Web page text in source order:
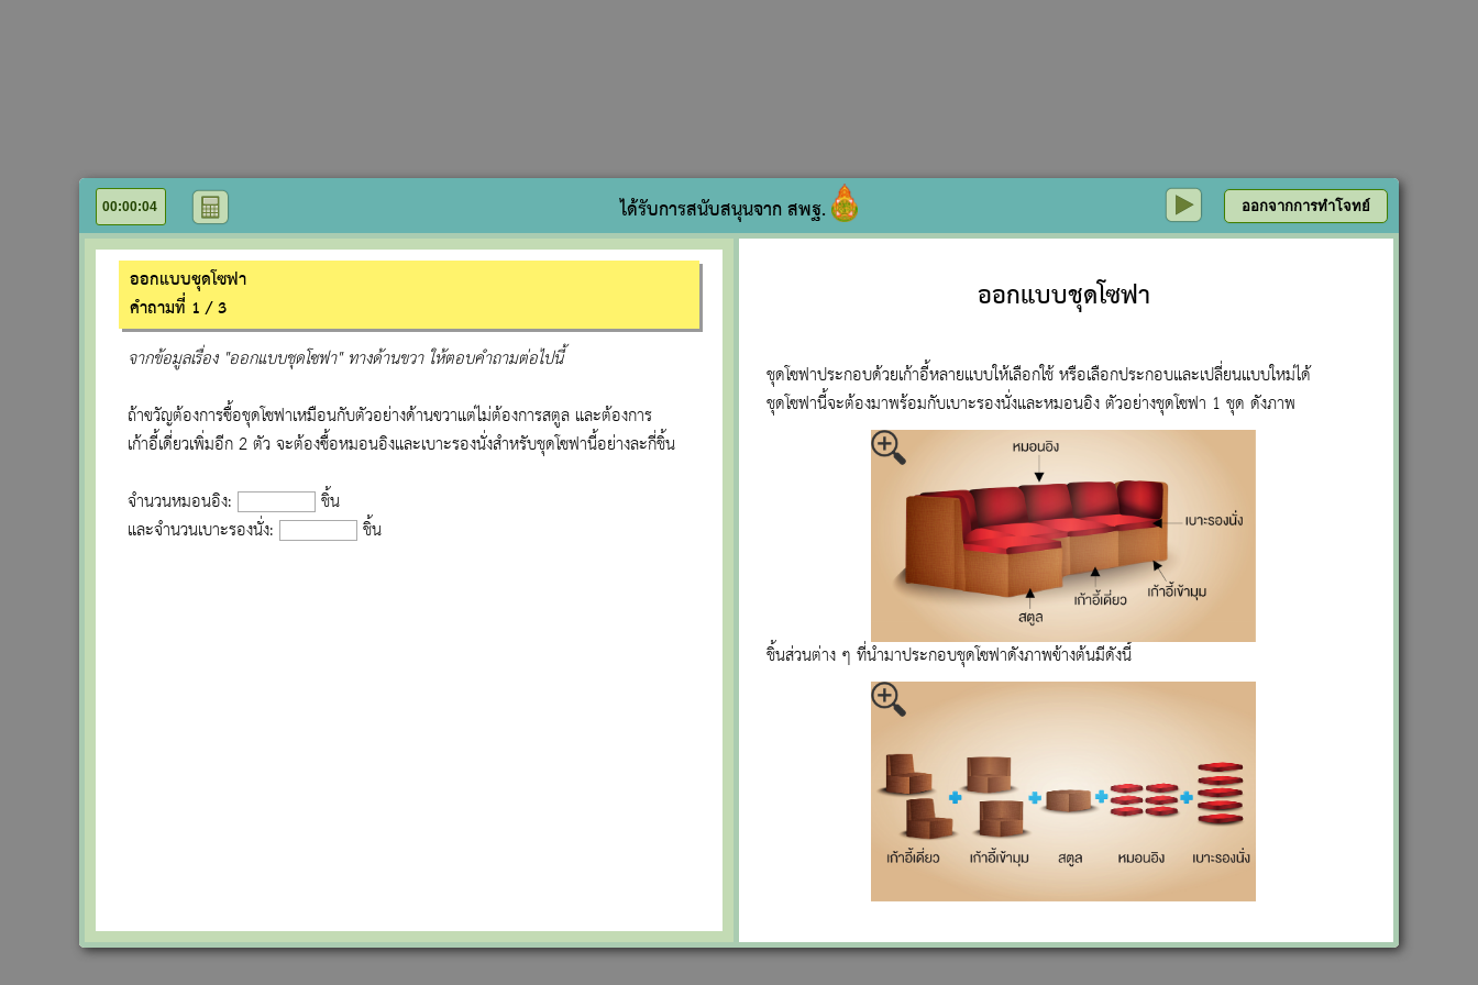
00:00:04
2
ออกจากการทำโจทย์
ได้รับการสนับสนุนจาก สพฐ.
ออกแบบชุดโซฟา
คำถามที่ 1 / 3
จากข้อมูลเรื่อง "ออกแบบชุดโซฟา" ทางด้านขวา ให้ตอบคำถามต่อไปนี้
ถ้าขวัญต้องการซื้อชุดโซฟาเหมือนกับตัวอย่างด้านขวาแต่ไม่ต้องการสตูล และต้องการ
เก้าอี้เดี่ยวเพิ่มอีก 2 ตัว จะต้องซื้อหมอนอิงและเบาะรองนั่งสำหรับชุดโซฟานี้อย่างละกี่ชิ้น
จำนวนหมอนอิง:
ชิ้น
และจำนวนเบาะรองนั่ง:
ชิ้น
ออกแบบชุดโซฟา
ชุดโซฟาประกอบด้วยเก้าอี้หลายแบบให้เลือกใช้ หรือเลือกประกอบและเปลี่ยนแบบใหม่ได้
ชุดโซฟานี้จะต้องมาพร้อมกับเบาะรองนั่งและหมอนอิง ตัวอย่างชุดโซฟา 1 ชุด ดังภาพ
ชิ้นส่วนต่าง ๆ ที่นำมาประกอบชุดโซฟาดังภาพข้างต้นมีดังนี้